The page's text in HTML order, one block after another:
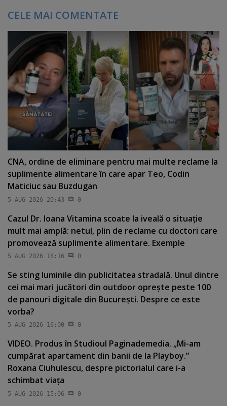
CELE MAI COMENTATE
CNA, ordine de eliminare pentru mai multe reclame la
suplimente alimentare în care apar Teo, Codin
Maticiuc sau Buzdugan
5 AUG 2026 20:43 0
Cazul Dr. Ioana Vitamina scoate la iveală o situaţie
mult mai amplă: netul, plin de reclame cu doctori care
promovează suplimente alimentare. Exemple
5 AUG 2026 18:16 0
Se sting luminile din publicitatea stradală. Unul dintre
cei mai mari jucători din outdoor opreşte peste 100
de panouri digitale din Bucureşti. Despre ce este
vorba?
5 AUG 2026 16:00 0
VIDEO. Produs în Studioul Paginademedia. „Mi-am
cumpărat apartament din banii de la Playboy.”
Roxana Ciuhulescu, despre pictorialul care i-a
schimbat viaţa
5 AUG 2026 15:06 0